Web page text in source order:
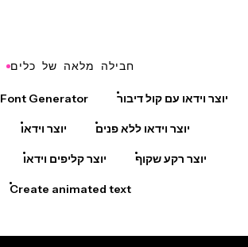
חבילה מלאה של כלים
Generator יוצר וידאו עם קול דיבור
יוצר וידאו יוצר וידאו ללא פנים
יוצר קליפים וידאו יוצר רקע שקוף
Create animated text